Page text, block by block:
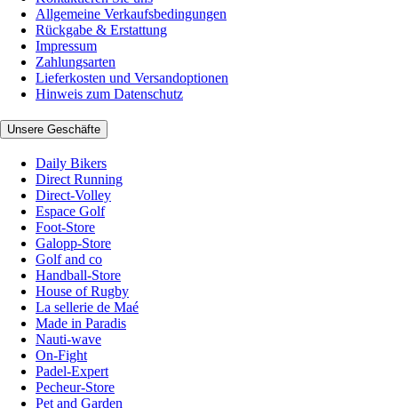
Allgemeine Verkaufsbedingungen
Rückgabe & Erstattung
Impressum
Zahlungsarten
Lieferkosten und Versandoptionen
Hinweis zum Datenschutz
Unsere Geschäfte
Daily Bikers
Direct Running
Direct-Volley
Espace Golf
Foot-Store
Galopp-Store
Golf and co
Handball-Store
House of Rugby
La sellerie de Maé
Made in Paradis
Nauti-wave
On-Fight
Padel-Expert
Pecheur-Store
Pet and Garden